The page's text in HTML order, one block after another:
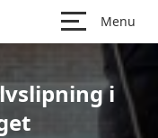
Menu
i